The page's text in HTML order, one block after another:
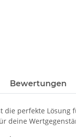
Bewertungen
die perfekte Lösung
deine